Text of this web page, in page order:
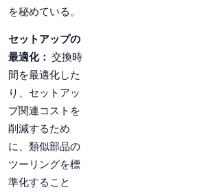
を秘めている。
セットアップの
最適化： 交換時
間を最適化した
り、セットアッ
プ関連コストを
削減するため
に、類似部品の
ツーリングを標
準化すること